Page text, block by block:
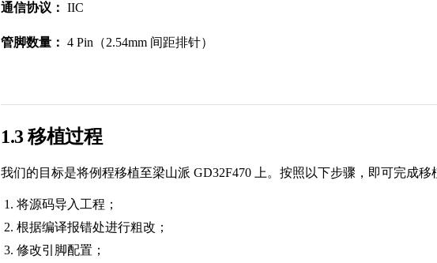
通信协议： IIC
管脚数量： 4 Pin（2.54mm 间距排针）
1.3 移植过程
我们的目标是将例程移植至梁山派 GD32F470 上。按照以下步骤，即可完成移
将源码导入工程；
根据编译报错处进行粗改；
修改引脚配置；